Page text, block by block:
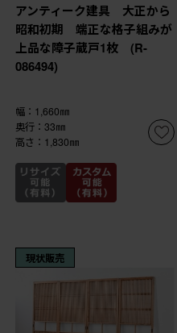
アンティーク建具 大正から
昭和初期 端正な格子組みが
上品な障子蔵戸1枚 (R-
086494)
幅：1,660㎜
奥行：33㎜
高さ：1,830㎜
現状販売